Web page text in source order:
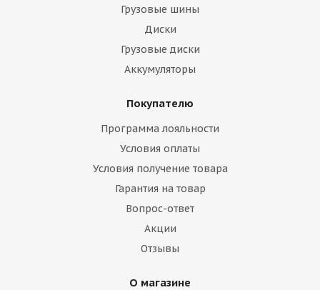
Грузовые шины
Диски
Грузовые диски
Аккумуляторы
Покупателю
Программа лояльности
Условия оплаты
Условия получение товара
Гарантия на товар
Вопрос-ответ
Акции
Отзывы
О магазине